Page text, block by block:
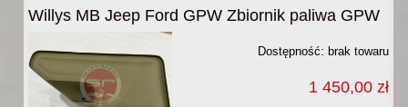
Willys MB Jeep Ford GPW Zbiornik paliwa GPW
Dostępność: brak towaru
1 450,00 zł